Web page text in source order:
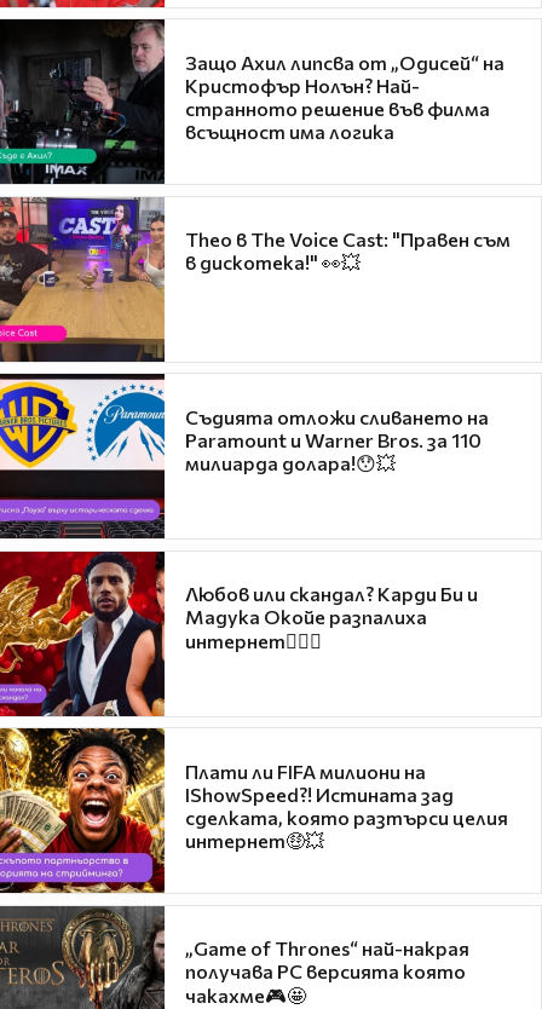
Защо Ахил липсва от „Одисей“ на
Кристофър Нолън? Най-
странното решение във филма
всъщност има логика
Theo в The Voice Cast: "Правен съм
в дискотека!" 👀💥
Съдията отложи сливането на
Paramount и Warner Bros. за 110
милиарда долара!😯💥
Любов или скандал? Карди Би и
Мадука Окойе разпалиха
интернет❤️‍🔥🔥
Плати ли FIFA милиони на
IShowSpeed?! Истината зад
сделката, която разтърси целия
интернет🤑💥
„Game of Thrones“ най-накрая
получава PC версията която
чакахме🎮🤩